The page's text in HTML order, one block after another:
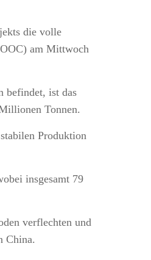
die volle
am Mittwoch
befindet, ist das
Tonnen.
Produktion
insgesamt 79
verflechten und
China.